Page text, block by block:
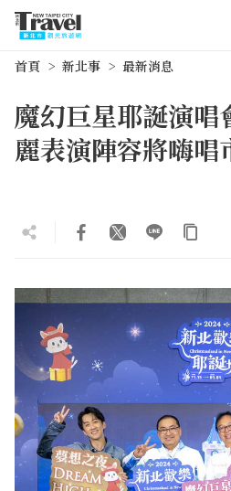
首頁 新北事 最新消息
魔幻巨星耶誕演唱
麗表演陣容將嗨唱